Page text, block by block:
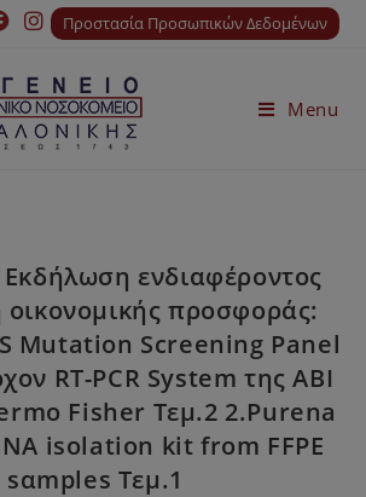
Προστασία Προσωπικών Δεδομένων
Menu
ενδιαφέροντος
προσφοράς:
Mutation Screening Panel
RT-PCR System της ABI
Fisher Τεμ.2 2.Purena
isolation kit from FFPE
sαmples Τεμ.1